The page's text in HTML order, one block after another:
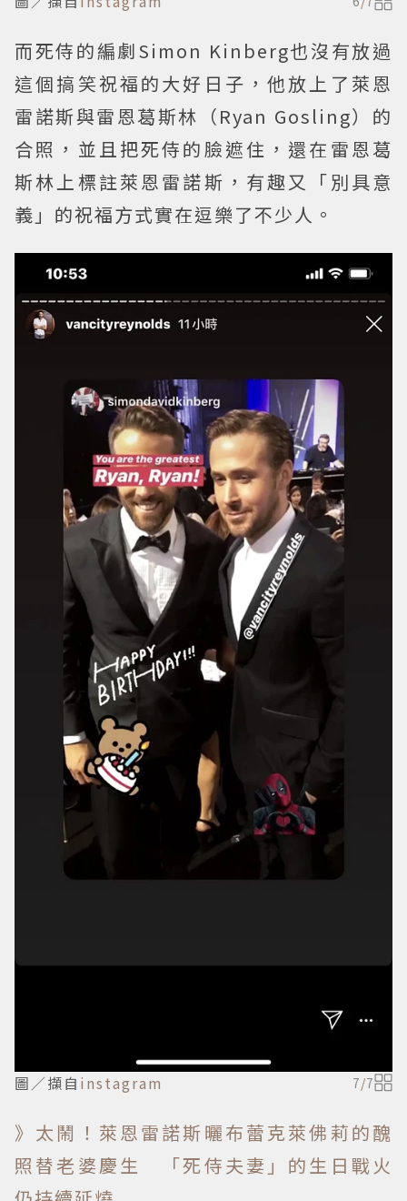
而死侍的編劇Simon Kinberg也沒有放過
這個搞笑祝福的大好日子，他放上了萊恩
雷諾斯與雷恩葛斯林（Ryan Gosling）的
合照，並且把死侍的臉遮住，還在雷恩葛
斯林上標註萊恩雷諾斯，有趣又「別具意
義」的祝福方式實在逗樂了不少人。
圖／擷自 instagram 7/7
》太鬧！萊恩雷諾斯曬布蕾克萊佛莉的醜
照替老婆慶生 「死侍夫妻」的生日戰火